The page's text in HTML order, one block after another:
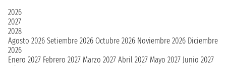
2026
2027
2028
Agosto 2026 Setiembre 2026 Octubre 2026 Noviembre 2026 Diciembre
2026
Enero 2027 Febrero 2027 Marzo 2027 Abril 2027 Mayo 2027 Junio 2027